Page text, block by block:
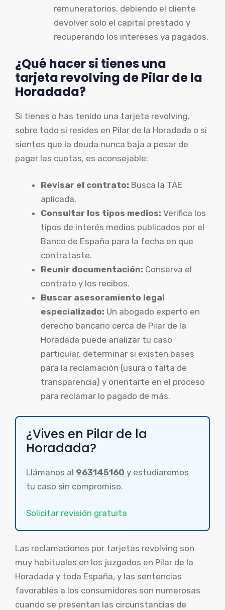
remuneratorios, debiendo el cliente
devolver solo el capital prestado y
recuperando los intereses ya pagados.
¿Qué hacer si tienes una
tarjeta revolving de Pilar de la
Horadada?
Si tienes o has tenido una tarjeta revolving,
sobre todo si resides en Pilar de la Horadada o si
sientes que la deuda nunca baja a pesar de
pagar las cuotas, es aconsejable:
Revisar el contrato: Busca la TAE
aplicada.
Consultar los tipos medios: Verifica los
tipos de interés medios publicados por el
Banco de España para la fecha en que
contrataste.
Reunir documentación: Conserva el
contrato y los recibos.
Buscar asesoramiento legal
especializado: Un abogado experto en
derecho bancario cerca de Pilar de la
Horadada puede analizar tu caso
particular, determinar si existen bases
para la reclamación (usura o falta de
transparencia) y orientarte en el proceso
para reclamar lo pagado de más.
¿Vives en Pilar de la
Horadada?
Llámanos al 963145160 y estudiaremos
tu caso sin compromiso.
Solicitar revisión gratuita
Las reclamaciones por tarjetas revolving son
muy habituales en los juzgados en Pilar de la
Horadada y toda España, y las sentencias
favorables a los consumidores son numerosas
cuando se presentan las circunstancias de